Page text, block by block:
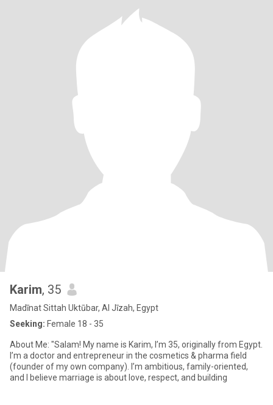
Karim, 35
Madīnat Sittah Uktūbar, Al Jīzah, Egypt
Seeking: Female 18 - 35
About Me: "Salam! My name is Karim, I’m 35, originally from Egypt.
I’m a doctor and entrepreneur in the cosmetics & pharma field
(founder of my own company). I’m ambitious, family-oriented,
and I believe marriage is about love, respect, and building